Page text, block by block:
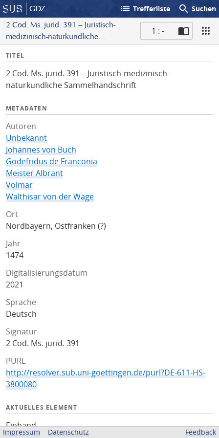
GDZ list Trefferliste search Suchen
2 Cod. Ms. jurid. 391 – Juristisch-
medizinisch-naturkundliche
1 : -
I
f
o
TITEL
2 Cod. Ms. jurid. 391 – Juristisch-medizinisch-
naturkundliche Sammelhandschrift
METADATEN
Autoren
Unbekannt
Johannes von Buch
Godefridus de Franconia
Meister Albrant
Volmar
Walthisar von der Wage
Ort
Nordbayern, Ostfranken (?)
Jahr
1474
Digitalisierungsdatum
2021
Sprache
Deutsch
Signatur
2 Cod. Ms. jurid. 391
PURL
http://resolver.sub.uni-goettingen.de/purl?DE-611-HS-
3800080
AKTUELLES ELEMENT
Einband
Impressum Datenschutz Feedback